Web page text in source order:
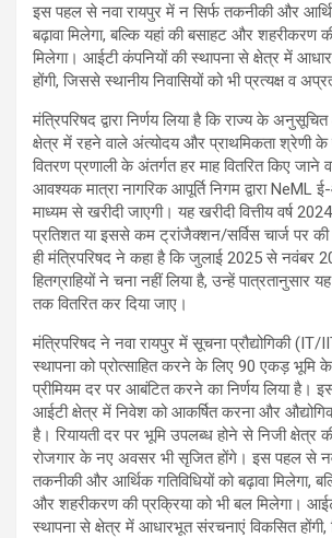
इस पहल से नवा रायपुर में न सिर्फ तकनीकी और
बढ़ावा मिलेगा, बल्कि यहां की बसाहट और शहरीकरण
मिलेगा। आईटी कंपनियों की स्थापना से क्षेत्र में
होंगी, जिससे स्थानीय निवासियों को भी प्रत्यक्ष व
मंत्रिपरिषद द्वारा निर्णय लिया है कि राज्य के
क्षेत्र में रहने वाले अंत्योदय और प्राथमिकता श्रेणी के
वितरण प्रणाली के अंतर्गत हर माह वितरित किए जाने
आवश्यक मात्रा नागरिक आपूर्ति निगम द्वारा NeML
माध्यम से खरीदी जाएगी। यह खरीदी वित्तीय वर्ष
प्रतिशत या इससे कम ट्रांजैक्शन/सर्विस चार्ज पर
ही मंत्रिपरिषद ने कहा है कि जुलाई 2025 से नवंबर
हितग्राहियों ने चना नहीं लिया है, उन्हें पात्रतानुसार
तक वितरित कर दिया जाए।
मंत्रिपरिषद ने नवा रायपुर में सूचना प्रौद्योगिकी (IT/
स्थापना को प्रोत्साहित करने के लिए 90 एकड़ भूमि
प्रीमियम दर पर आबंटित करने का निर्णय लिया है।
आईटी क्षेत्र में निवेश को आकर्षित करना और
है। रियायती दर पर भूमि उपलब्ध होने से निजी क्षेत्र
रोजगार के नए अवसर भी सृजित होंगे। इस पहल से
तकनीकी और आर्थिक गतिविधियों को बढ़ावा मिलेगा,
और शहरीकरण की प्रक्रिया को भी बल मिलेगा।
स्थापना से क्षेत्र में आधारभूत संरचनाएं विकसित